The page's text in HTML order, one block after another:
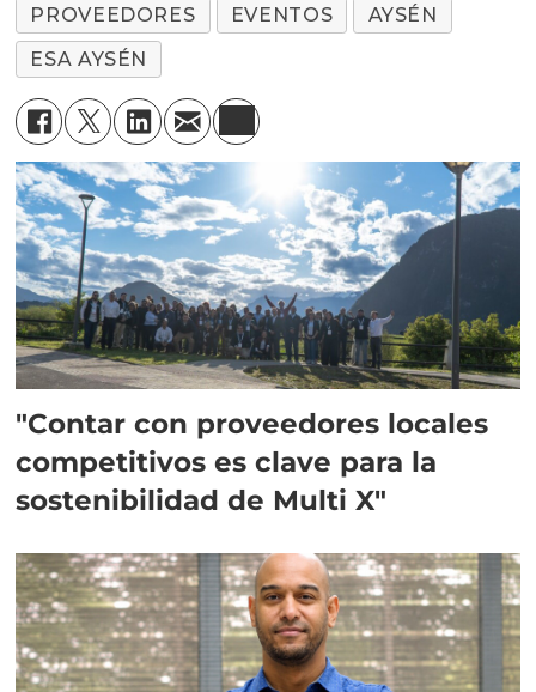
PROVEEDORES EVENTOS
AYSÉN
ESA AYSÉN
"Contar con proveedores locales
competitivos es clave para la
sostenibilidad de Multi X"